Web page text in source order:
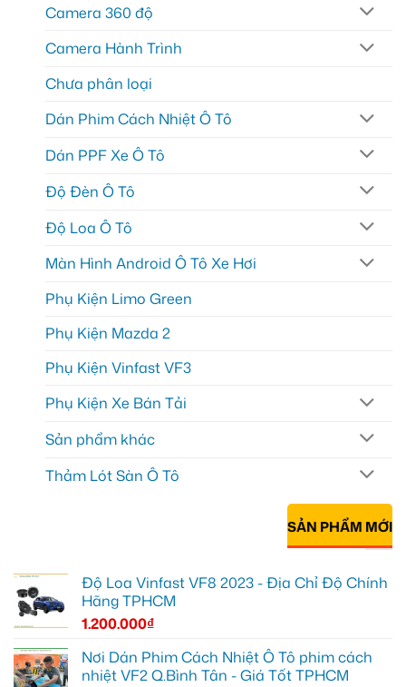
Camera 360 độ
Camera Hành Trình
Chưa phân loại
Dán Phim Cách Nhiệt Ô Tô
Dán PPF Xe Ô Tô
Độ Đèn Ô Tô
Độ Loa Ô Tô
Màn Hình Android Ô Tô Xe Hơi
Phụ Kiện Limo Green
Phụ Kiện Mazda 2
Phụ Kiện Vinfast VF3
Phụ Kiện Xe Bán Tải
Sản phẩm khác
Thảm Lót Sàn Ô Tô
SẢN PHẨM MỚI
Độ Loa Vinfast VF8 2023 - Địa Chỉ Độ Chính
Hãng TPHCM
1.200.000₫
Nơi Dán Phim Cách Nhiệt Ô Tô phim cách
nhiệt VF2 Q.Bình Tân - Giá Tốt TPHCM